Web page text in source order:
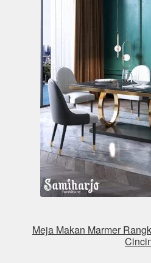
Meja Makan Marmer